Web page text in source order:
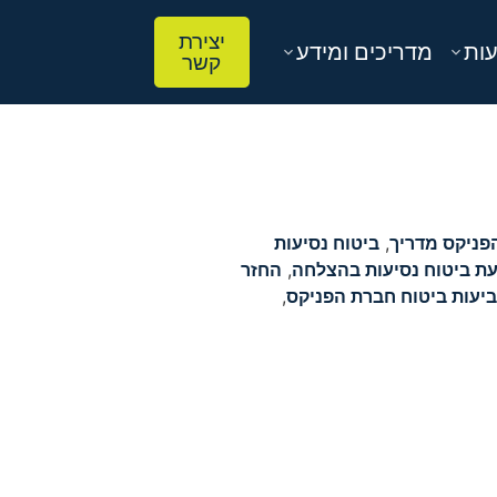
מדריכים ומידע יצירת
קשר
מדריך, ביטוח נסיעות
ביטוח נסיעות בהצלחה, החזר
ביטוח חברת הפניקס,